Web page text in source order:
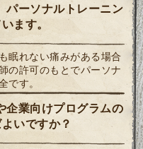
パーソナルトレーニン
ます。
眠れない痛みがある場合
の許可のもとでパーソナ
です。
企業向けプログラムの
いですか？